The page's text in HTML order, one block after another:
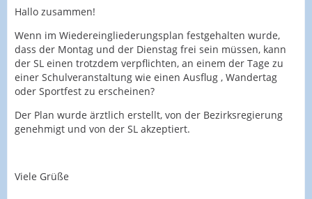
Hallo zusammen!
Wenn im Wiedereingliederungsplan festgehalten wurde,
dass der Montag und der Dienstag frei sein müssen, kann
der SL einen trotzdem verpflichten, an einem der Tage zu
einer Schulveranstaltung wie einen Ausflug , Wandertag
oder Sportfest zu erscheinen?
Der Plan wurde ärztlich erstellt, von der Bezirksregierung
genehmigt und von der SL akzeptiert.
Viele Grüße